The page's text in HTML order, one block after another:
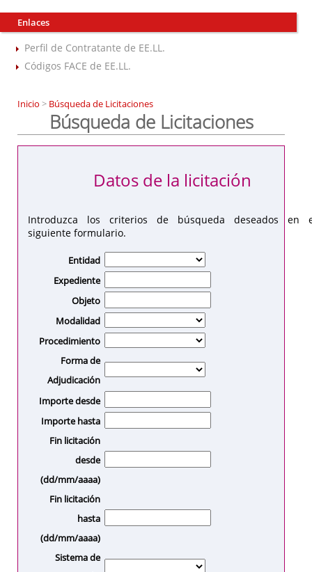
Enlaces
Perfil de Contratante de EE.LL.
Códigos FACE de EE.LL.
Inicio > Búsqueda de Licitaciones
Búsqueda de Licitaciones
Introduzca los criterios de búsqueda deseados en
siguiente formulario.
Datos de la licitación
Entidad
Expediente
Objeto
Modalidad
Procedimiento
Forma de
Adjudicación
Importe desde
Importe hasta
Fin licitación
desde
(dd/mm/aaaa)
Fin licitación
hasta
(dd/mm/aaaa)
Sistema de